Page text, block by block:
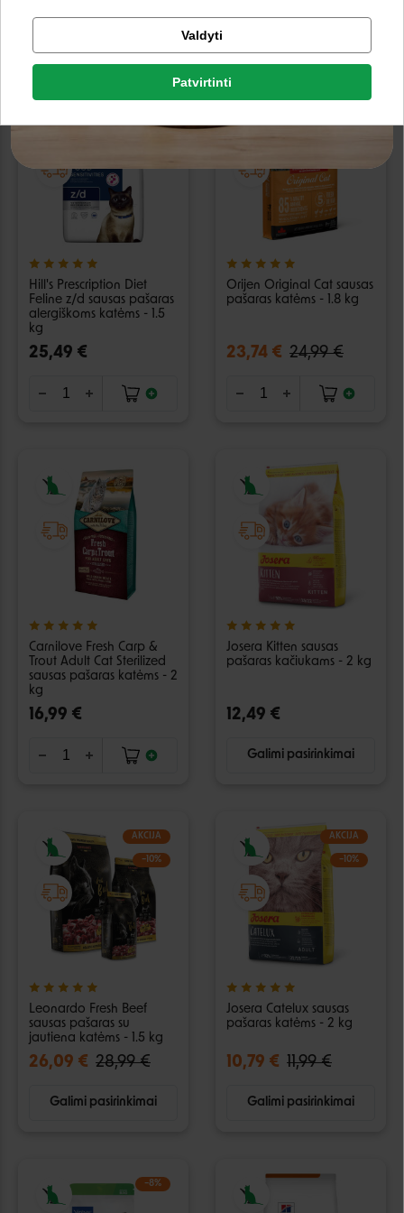
Hill's Prescription Diet
Feline z/d sausas pašaras
alergiškoms katėms - 1.5
kg
25,49 €
Orijen Original Cat sausas
pašaras katėms - 1.8 kg
23,74 € 24,99 €
Carnilove Fresh Carp &
Trout Adult Cat Sterilized
sausas pašaras katėms - 2
kg
16,99 €
Josera Kitten sausas
pašaras kačiukams - 2 kg
12,49 €
Galimi pasirinkimai
AKCIJA
−10%
Leonardo Fresh Beef
sausas pašaras su
jautiena katėms - 1.5 kg
26,09 € 28,99 €
Galimi pasirinkimai
AKCIJA
−10%
Josera Catelux sausas
pašaras katėms - 2 kg
10,79 € 11,99 €
Galimi pasirinkimai
−8%
Facebook
Negalite prisijungti prie paskyros?
Valdyti
Patvirtinti